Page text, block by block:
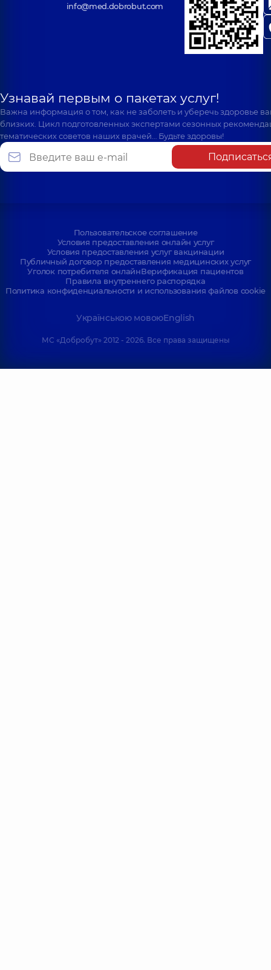
info@med.dobrobut.com
Узнавай первым о пакетах услуг!
Важна информация о том, как не заболеть и уберечь здоровье
близких. Цикл подготовленных экспертами сезонных
тематических советов наших врачей… Будьте здоровы!
Пользовательское соглашение
Условия предоставления онлайн услуг
Условия предоставления услуг вакцинации
Публичный договор предоставления медицинских услуг
Уголок потребителя онлайнВерификация пациентов
Правила внутреннего распорядка
Политика конфиденциальности и использования файлов cookie
Українською мовоюEnglish
МС «Добробут» 2012 - 2026. Все права защищены